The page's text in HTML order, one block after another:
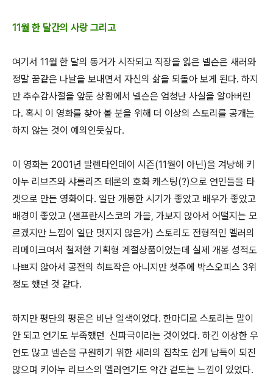
11월 한 달간의 사랑 그리고
여기서 11월 한 달의 동거가 시작되고 직장을 잃은 넬슨은 새러와
정말 꿈같은 나날을 보내면서 자신의 삶을 되돌아 보게 된다. 하지
만 추수감사절을 앞둔 상황에서 넬슨은 엄청난 사실을 알아버린
다. 혹시 이 영화를 찾아 볼 분을 위해 더 이상의 스토리를 공개는
하지 않는 것이 예의인듯싶다.
이 영화는 2001년 발렌타인데이 시즌(11월이 아닌)을 겨냥해 키
아누 리브즈와 샤를리즈 테론의 호화 캐스팅(?)으로 연인들을 타
겟으로 만든 영화이다. 일단 개봉한 시기가 좋았고 배우가 좋았고
배경이 좋았고 (샌프란시스코의 가을, 가보지 않아서 어떨지는 모
르겠지만 느낌이 일단 멋지지 않은가) 스토리도 전형적인 멜러의
리메이크여서 철저한 기획형 계절상품이었는데 실제 개봉 성적도
나쁘지 않아서 공전의 히트작은 아니지만 첫주에 박스오피스 3위
정도 했던 것 같다.
하지만 평단의 평론은 비난 일색이었다. 한마디로 스토리는 말이
안 되고 연기도 부족했던 신파극이라는 것이었다. 하긴 이상한 우
연도 많고 넬슨을 구원하기 위한 새러의 집착도 쉽게 납득이 되진
않으며 키아누 리브스의 멜러연기도 약간 겉도는 느낌이 있었다.